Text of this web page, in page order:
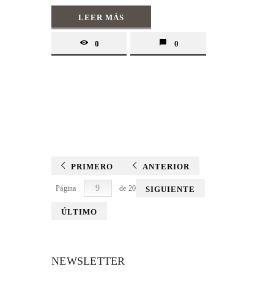
LEER MÁS
0 0
PRIMERO ANTERIOR
Página de 20 SIGUIENTE
ÚLTIMO
NEWSLETTER